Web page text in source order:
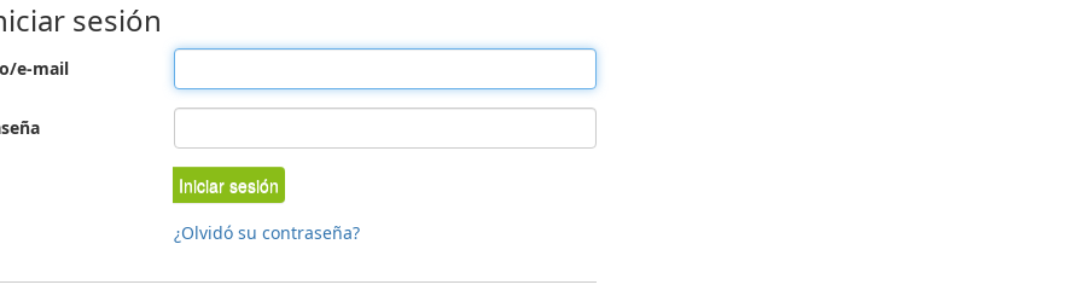
sesión
e-mail
Iniciar sesión
¿Olvidó su contraseña?